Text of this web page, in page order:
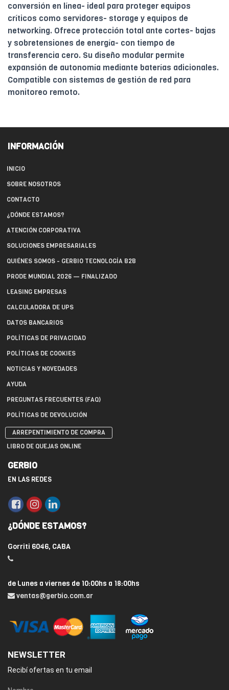
conversión en línea- ideal para proteger equipos
críticos como servidores- storage y equipos de
networking. Ofrece protección total ante cortes- bajas
y sobretensiones de energía- con tiempo de
transferencia cero. Su diseño modular permite
expansión de autonomía mediante baterías adicionales.
Compatible con sistemas de gestión de red para
monitoreo remoto.
INFORMACIÓN
INICIO
SOBRE NOSOTROS
CONTACTO
¿DÓNDE ESTAMOS?
ATENCIÓN CORPORATIVA
SOLUCIONES EMPRESARIALES
QUIÉNES SOMOS - GERBIO TECNOLOGÍA B2B
PRODE MUNDIAL 2026 — FINALIZADO
LEASING EMPRESAS
CALCULADORA DE UPS
DATOS BANCARIOS
POLÍTICAS DE PRIVACIDAD
POLÍTICAS DE COOKIES
NOTICIAS Y NOVEDADES
AYUDA
PREGUNTAS FRECUENTES (FAQ)
POLÍTICAS DE DEVOLUCIÓN
ARREPENTIMIENTO DE COMPRA
LIBRO DE QUEJAS ONLINE
GERBIO
EN LAS REDES
¿DÓNDE ESTAMOS?
Gorriti 6046, CABA
de Lunes a viernes de 10:00hs a 18:00hs
ventas@gerbio.com.ar
NEWSLETTER
Recibí ofertas en tu email